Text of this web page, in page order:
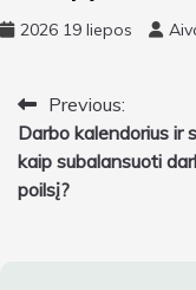
2026 19 liepos
Navigacija
tarp
įrašų
Previous:
Darbo kalendorius ir
kaip subalansuoti
poilsį?